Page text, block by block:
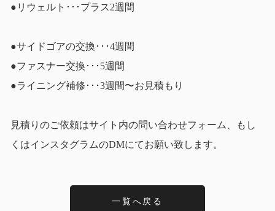
●リウェルト･･･プラス2週間
●サイドゴアの交換･･･4週間
●ファスナー交換･･･5週間
●ライニング補修･･･3週間〜お見積もり
見積りのご依頼はサイト内の問い合わせフォーム、もし
くはインスタグラムのDMにてお願い致します。
一覧へ戻る